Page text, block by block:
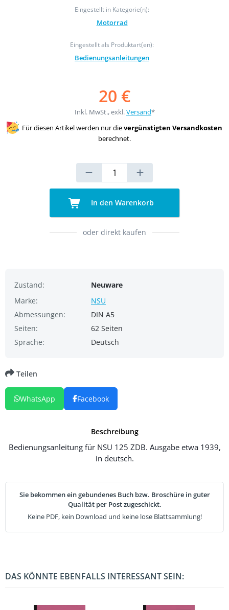
Eingestellt in Kategorie(n):
Motorrad
Eingestellt als Produktart(en):
Bedienungsanleitungen
20 €
Inkl. MwSt., exkl.Versand*
Für diesen Artikel werden nur dievergünstigten Versandkosten
berechnet.
In den Warenkorb
oder direkt kaufen
Zustand:
Neuware
Marke:
NSU
Abmessungen:
DIN A5
Seiten:
62 Seiten
Sprache:
Deutsch
Beschreibung
Bedienungsanleitung für NSU 125 ZDB. Ausgabe etwa 1939,
in deutsch.
Sie bekommen ein gebundenes Buch bzw. Broschüre in guter
Qualität per Post zugeschickt.
Keine PDF, kein Download und keine lose Blattsammlung!
Teilen
WhatsApp Facebook
DAS KÖNNTE EBENFALLS INTERESSANT SEIN: